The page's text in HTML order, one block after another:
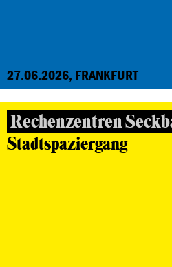
27.06.2026, FRANKFURT
Rechenzentren
Stadtspaziergang